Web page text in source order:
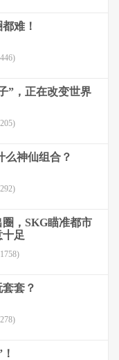
难！
”，正在改变世界
么神仙组合？
，SKG瞄准都市
足
套？